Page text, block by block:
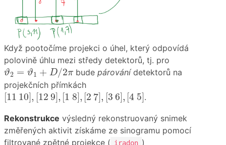
Když pootočíme projekci o úhel, který odpovídá
polovině úhlu mezi středy detektorů, tj. pro
ϑ2 = ϑ1 + D/2π
ϑ ϑ1 D 2π bude párovánídetektorů na
projekčních přímkách
[11 10], [12 9], [1 8], [2 7], [3 6], [4 5]
[1110] [12 9] [1 8], 2 7] 3 6] [4 5].
Rekonstrukce výsledný rekonstruovaný snimek
změřených aktivit získáme ze sinogramu pomocí
filtrované zpětné projekce ( iradon )